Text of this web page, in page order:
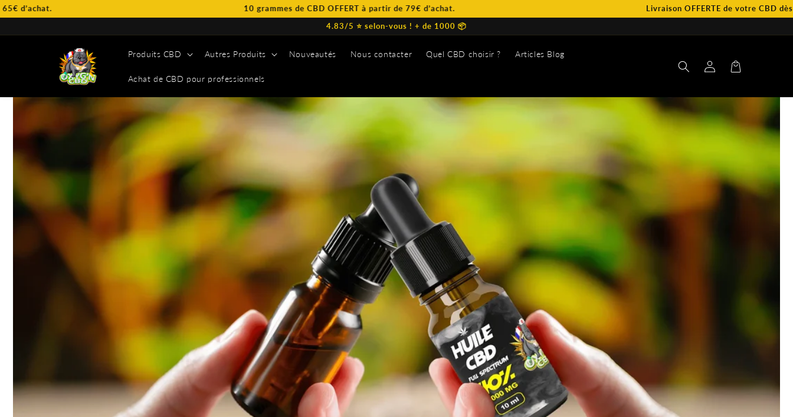
passer
contenu
10 grammes de CBD OFFERT à partir de 79€ d’achat.
Livraison OFFERTE de votre CBD dès 65€ d’achat.
4.83/5 ⭐️ selon-vous ! + de 1000 📦
Produits CBD Autres Produits Nouveautés Nous contacter Quel CBD choisir ? Articles Blog
Achat de CBD pour professionnels
Connexion Panier